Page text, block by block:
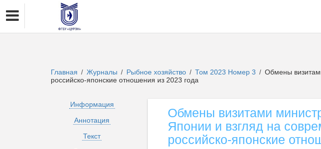
Главная / Журналы / Рыбное хозяйство / Том 2023 Номер 3 / Обмены
российско-японские отношения из 2023 года
Информация
Аннотация
Текст
Обмены визитами
Японии и взгляд на
российско-японские